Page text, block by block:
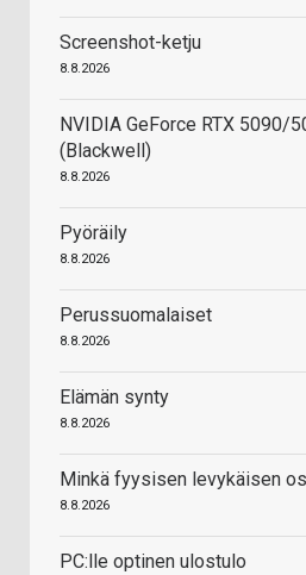
Screenshot-ketju
8.8.2026
NVIDIA GeForce RTX 5090/
(Blackwell)
8.8.2026
Pyöräily
8.8.2026
Perussuomalaiset
8.8.2026
Elämän synty
8.8.2026
Minkä fyysisen levykäisen
8.8.2026
PC:lle optinen ulostulo